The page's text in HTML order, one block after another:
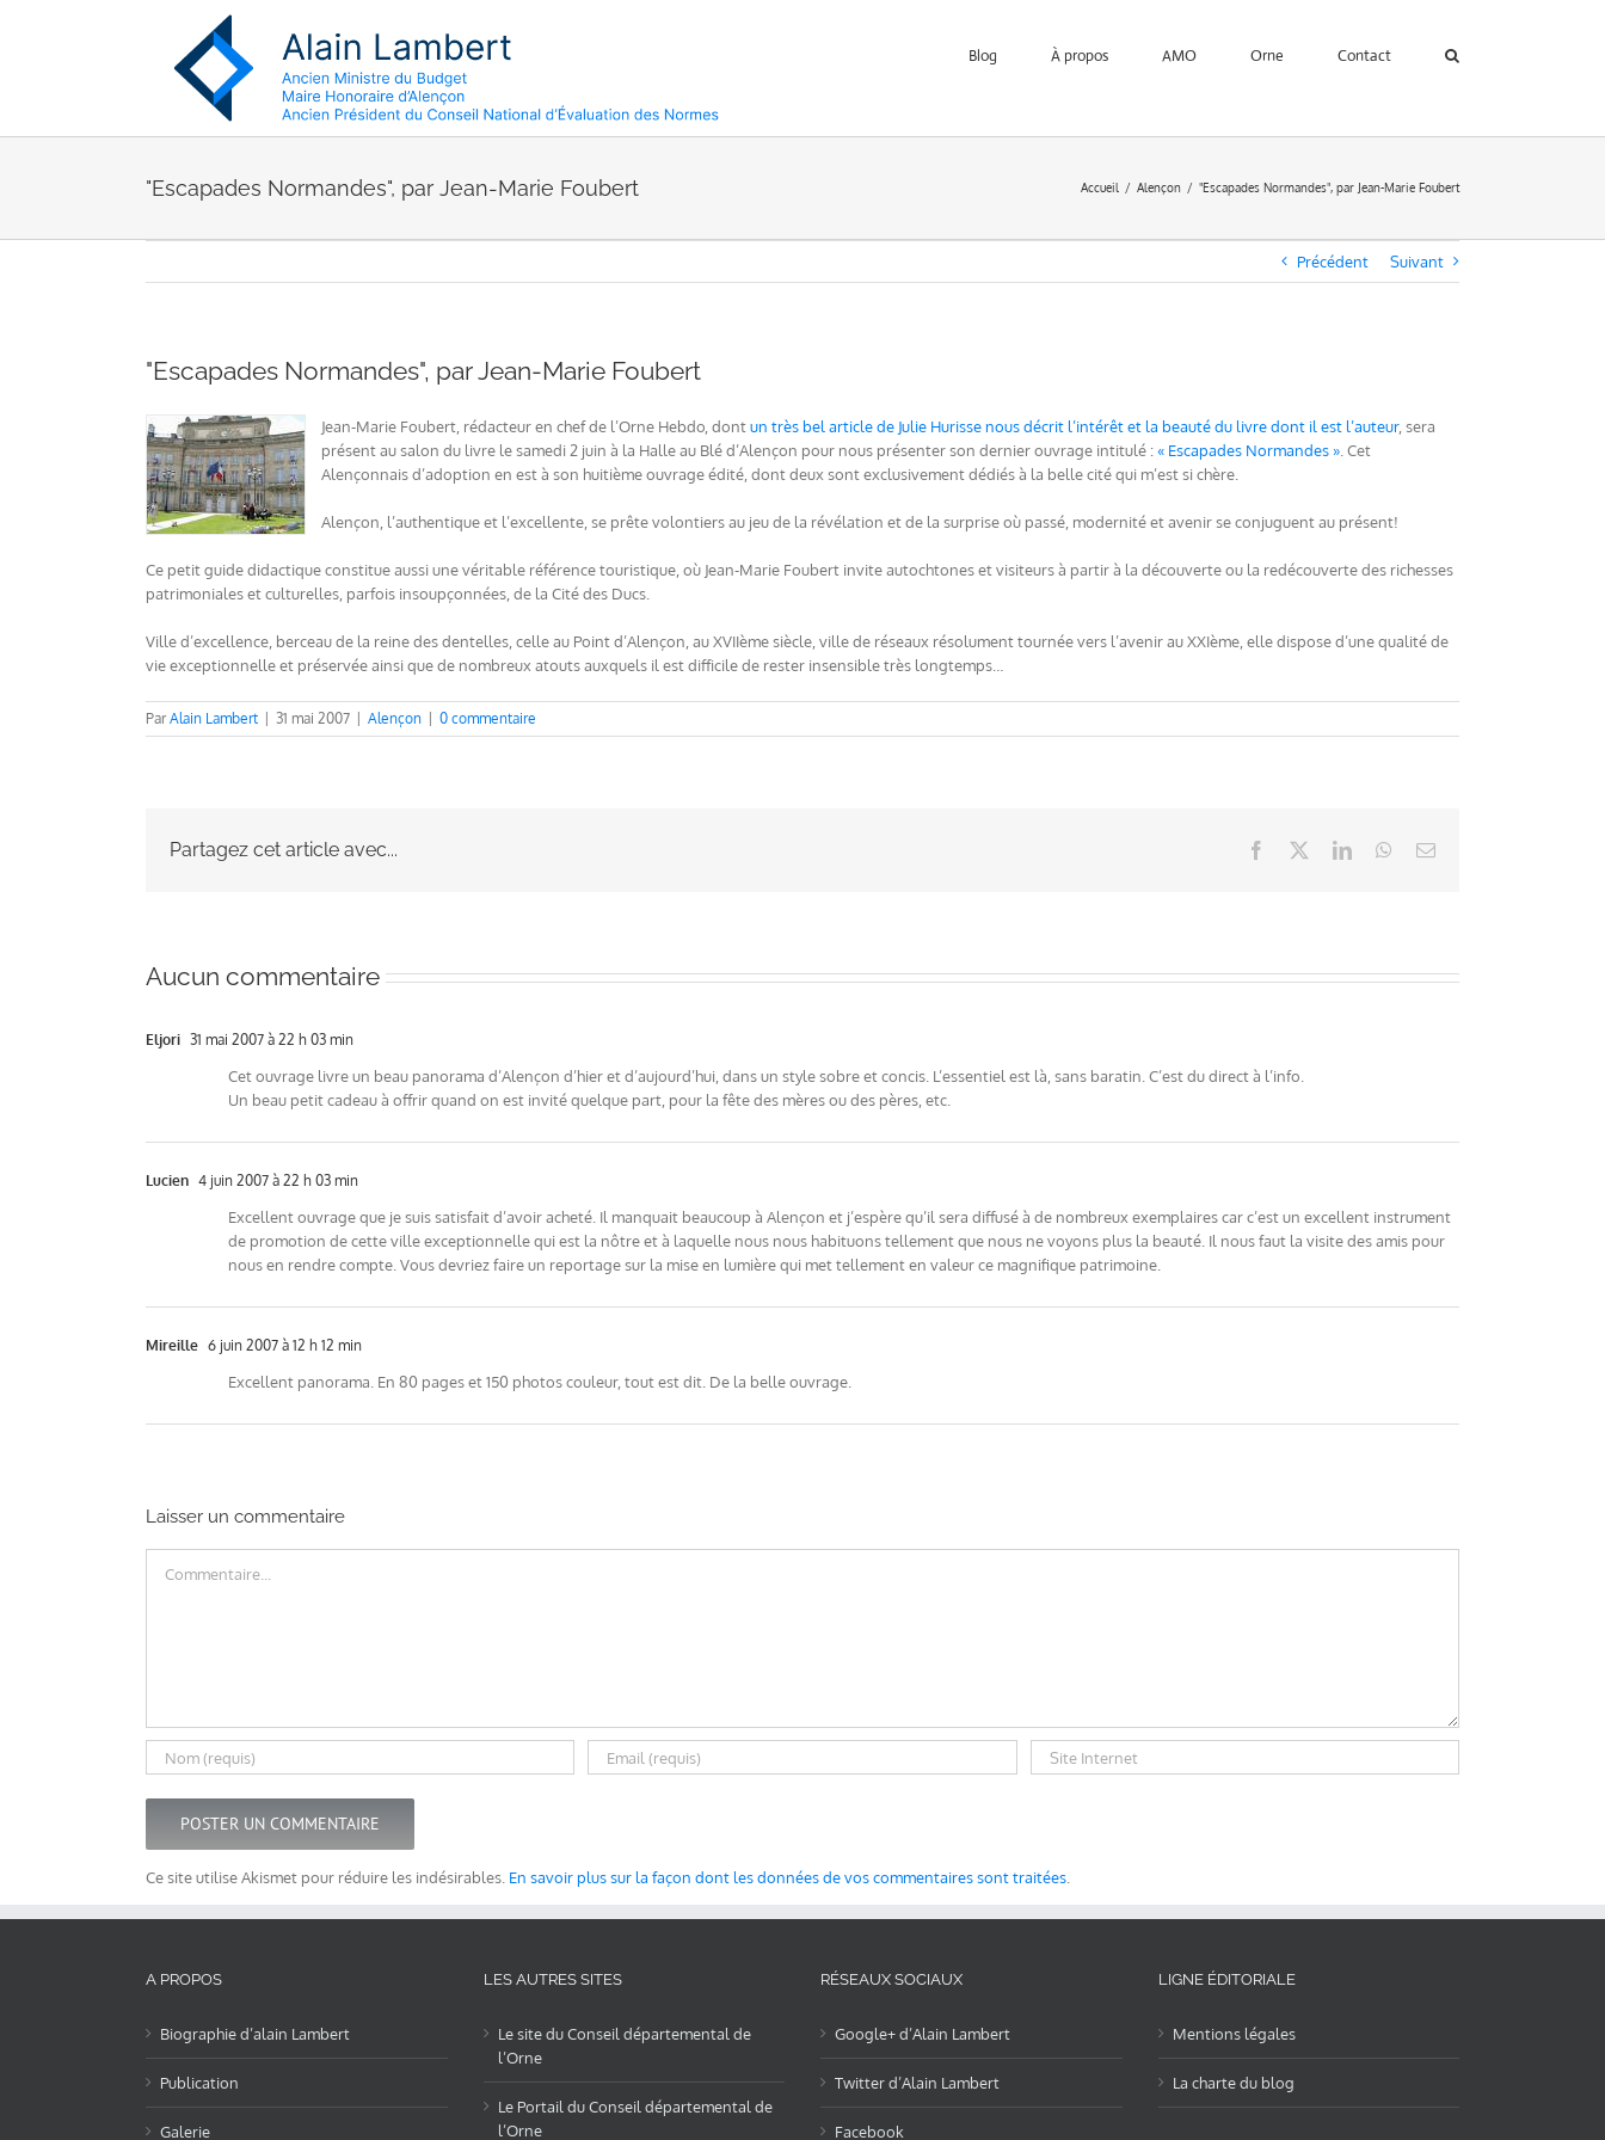
Blog À propos AMO Orne Contact
"Escapades Normandes", par Jean-Marie Foubert Accueil Alençon "Escapades Normandes", par Jean-Marie Foubert
Précédent Suivant
"Escapades Normandes", par Jean-Marie Foubert
Jean-Marie Foubert, rédacteur en chef de l’Orne Hebdo, dontun très bel article de Julie Hurisse nous décrit l’intérêt et la beauté du livre dont il est l’auteur, sera
présent au salon du livre le samedi 2 juin à la Halle au Blé d’Alençon pour nous présenter son dernier ouvrage intitulé :« Escapades Normandes » . Cet
Alençonnais d’adoption en est à son huitième ouvrage édité, dont deux sont exclusivement dédiés à la belle cité qui m’est si chère.
Alençon, l’authentique et l’excellente, se prête volontiers au jeu de la révélation et de la surprise où passé, modernité et avenir se conjuguent au présent!
Ce petit guide didactique constitue aussi une véritable référence touristique, où Jean-Marie Foubert invite autochtones et visiteurs à partir à la découverte ou la redécouverte des richesses
patrimoniales et culturelles, parfois insoupçonnées, de la Cité des Ducs.
Ville d’excellence, berceau de la reine des dentelles, celle au Point d’Alençon, au XVIIème siècle, ville de réseaux résolument tournée vers l’avenir au XXIème, elle dispose d’une qualité de
vie exceptionnelle et préservée ainsi que de nombreux atouts auxquels il est difficile de rester insensible très longtemps…
ParAlain Lambert 31 mai 2007 Alençon 0 commentaire
Partagez cet article avec... Facebook LinkedInWhatsApp
Email
Aucun commentaire
Eljori 31 mai 2007 à 22 h 03 min
Cet ouvrage livre un beau panorama d’Alençon d’hier et d’aujourd’hui, dans un style sobre et concis. L’essentiel est là, sans baratin. C’est du direct à l’info.
Un beau petit cadeau à offrir quand on est invité quelque part, pour la fête des mères ou des pères, etc.
Lucien 4 juin 2007 à 22 h 03 min
Excellent ouvrage que je suis satisfait d’avoir acheté. Il manquait beaucoup à Alençon et j’espère qu’il sera diffusé à de nombreux exemplaires car c’est un excellent instrument
de promotion de cette ville exceptionnelle qui est la nôtre et à laquelle nous nous habituons tellement que nous ne voyons plus la beauté. Il nous faut la visite des amis pour
nous en rendre compte. Vous devriez faire un reportage sur la mise en lumière qui met tellement en valeur ce magnifique patrimoine.
Mireille 6 juin 2007 à 12 h 12 min
Excellent panorama. En 80 pages et 150 photos couleur, tout est dit. De la belle ouvrage.
Laisser un commentaire
Ce site utilise Akismet pour réduire les indésirables. En savoir plus sur la façon dont les données de vos commentaires sont traitées
A PROPOS
Biographie d’alain Lambert
Publication
Galerie
LES AUTRES SITES
Le site du Conseil départemental de
l’Orne
Le Portail du Conseil départemental de
l’Orne
RÉSEAUX SOCIAUX
Google+ d’Alain Lambert
Twitter d’Alain Lambert
Facebook
LIGNE ÉDITORIALE
Mentions légales
La charte du blog